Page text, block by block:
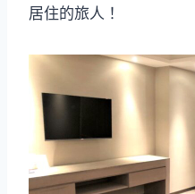
居住的旅人！